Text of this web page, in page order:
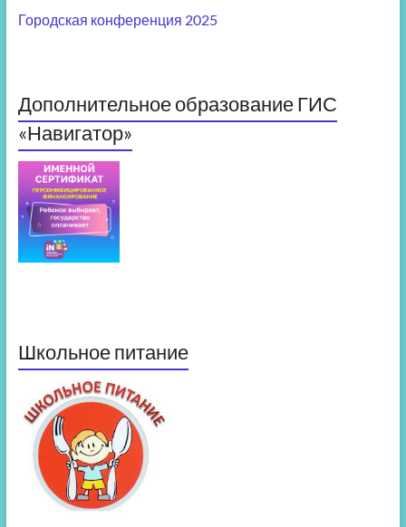
Городская конференция 2025
Дополнительное образование ГИС
«Навигатор»
Школьное питание